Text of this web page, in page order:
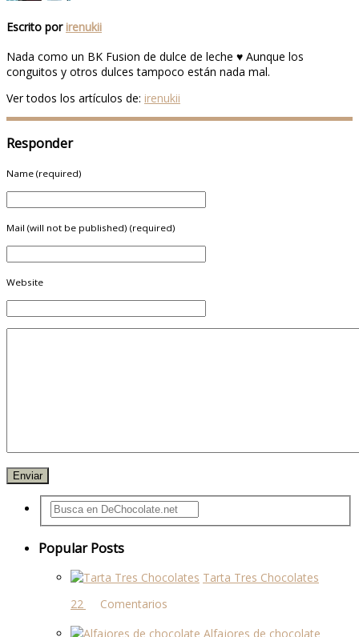
Escrito por irenukii
Nada como un BK Fusion de dulce de leche ♥ Aunque los
conguitos y otros dulces tampoco están nada mal.
Ver todos los artículos de: irenukii
Responder
Name (required)
Mail (will not be published) (required)
Website
Popular Posts
Tarta Tres Chocolates
22 comentarios
Alfajores de chocolate